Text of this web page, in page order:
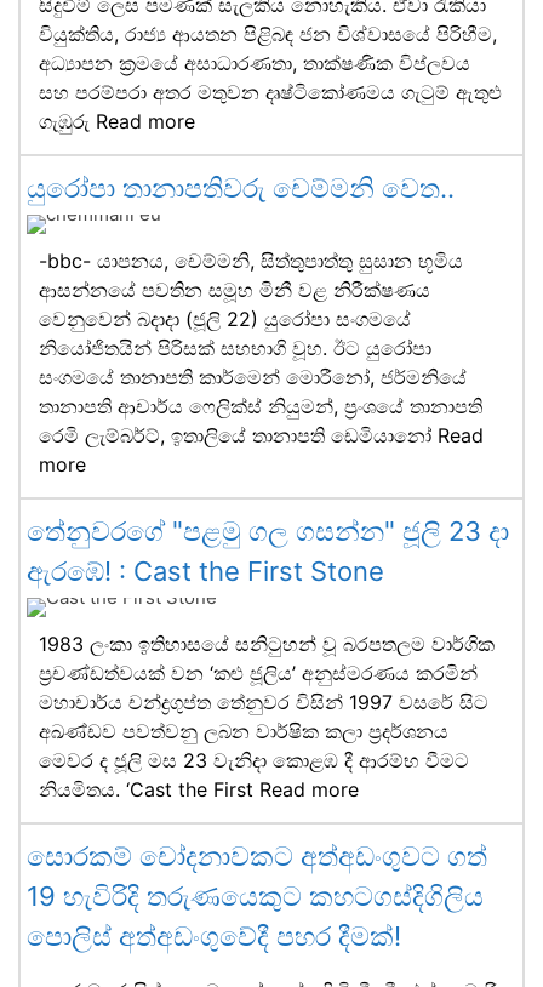
වියුක්තිය, රාජ්‍ය ආයතන පිළිබඳ ජන විශ්වාසයේ පිරිහීම,
අධ්‍යාපන ක්‍රමයේ අසාධාරණතා, තාක්ෂණික විප්ලවය
සහ පරම්පරා අතර මතුවන දෘෂ්ටිකෝණමය ගැටුම් ඇතුළු
ගැඹුරු Read more
යුරෝපා තානාපතිවරු චෙම්මනි වෙත..
-bbc- යාපනය, චෙම්මනි, සිත්තුපාත්තු සුසාන භූමිය
ආසන්නයේ පවතින සමූහ මිනී වළ නිරීක්ෂණය
වෙනුවෙන් බදාදා (ජූලි 22) යුරෝපා සංගමයේ
නියෝජිතයින් පිරිසක් සහභාගි වූහ. ඊට යුරෝපා
සංගමයේ තානාපති කාර්මෙන් මොරීනෝ, ජර්මනියේ
තානාපති ආචාර්ය ෆෙලික්ස් නියුමන්, ප්‍රංශයේ තානාපති
රෙමි ලැම්බර්ට්, ඉතාලියේ තානාපති ඩෙමියානෝ Read
more
තේනුවරගේ "පළමු ගල ගසන්න" ජූලි 23 දා
ඇරඹේ! : Cast the First Stone
1983 ලංකා ඉතිහාසයේ සනිටුහන් වූ බරපතලම වාර්ගික
ප්‍රචණ්ඩත්වයක් වන ‘කළු ජූලිය’ අනුස්මරණය කරමින්
මහාචාර්ය චන්ද්‍රගුප්ත තේනුවර විසින් 1997 වසරේ සිට
අඛණ්ඩව පවත්වනු ලබන වාර්ෂික කලා ප්‍රදර්ශනය
මෙවර ද ජූලි මස 23 වැනිදා කොළඹ දී ආරම්භ වීමට
නියමිතය. ‘Cast the First Read more
සොරකම් චෝදනාවකට අත්අඩංගුවට ගත්
19 හැවිරිදි තරුණයෙකුට කහටගස්දිගිලිය
පොලිස් අත්අඩංගුවේදී පහර දීමක්!